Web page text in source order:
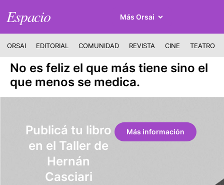
Espacio Más Orsai
ORSAI EDITORIAL COMUNIDAD REVISTA CINE TEATRO
No es feliz el que más tiene sino el
que menos se medica.
Publicá tu libro
en el Taller de
Hernán
Casciari
Más información